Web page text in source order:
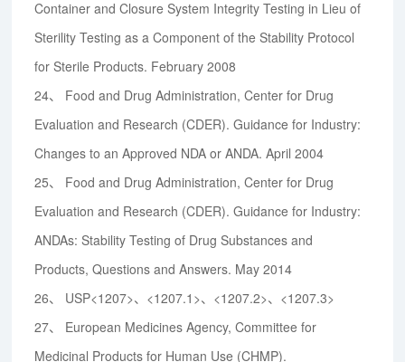
Container and Closure System Integrity Testing in Lieu of
Sterility Testing as a Component of the Stability Protocol
for Sterile Products. February 2008
24、
Food and Drug Administration, Center for Drug
Evaluation and Research (CDER). Guidance for Industry:
Changes to an Approved NDA or ANDA. April 2004
25、
Food and Drug Administration, Center for Drug
Evaluation and Research (CDER). Guidance for Industry:
ANDAs: Stability Testing of Drug Substances and
Products, Questions and Answers. May 2014
26、
USP<1207>、<1207.1>、<1207.2>、<1207.3>
27、
European Medicines Agency, Committee for
Medicinal Products for Human Use (CHMP).